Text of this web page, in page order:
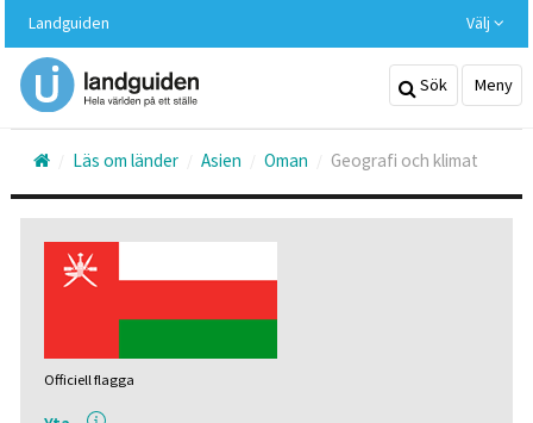
huvudinnehållet
Landguiden Välj
Sök Meny
Läs om länder Asien Oman Geografi och klimat
Officiell flagga